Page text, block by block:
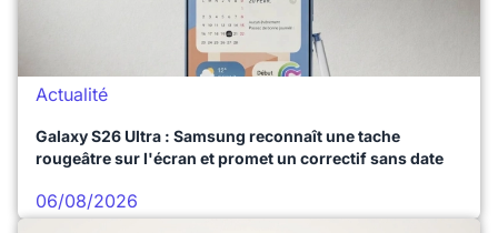
Actualité
Galaxy S26 Ultra : Samsung reconnaît une tache
rougeâtre sur l'écran et promet un correctif sans date
06/08/2026